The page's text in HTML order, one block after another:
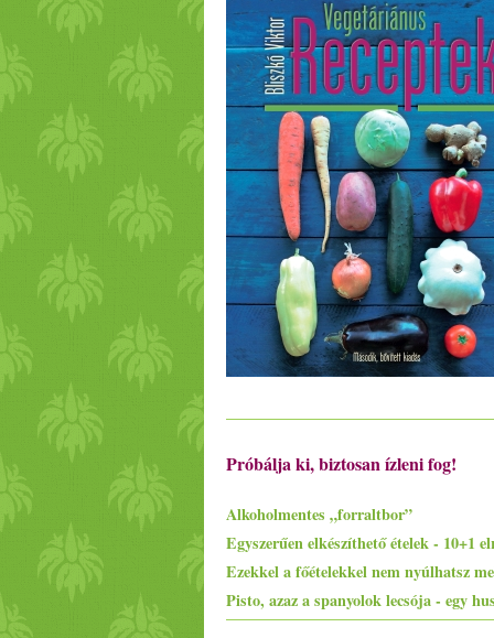
Próbálja ki, biztosan ízleni fog!
Alkoholmentes „forraltbor”